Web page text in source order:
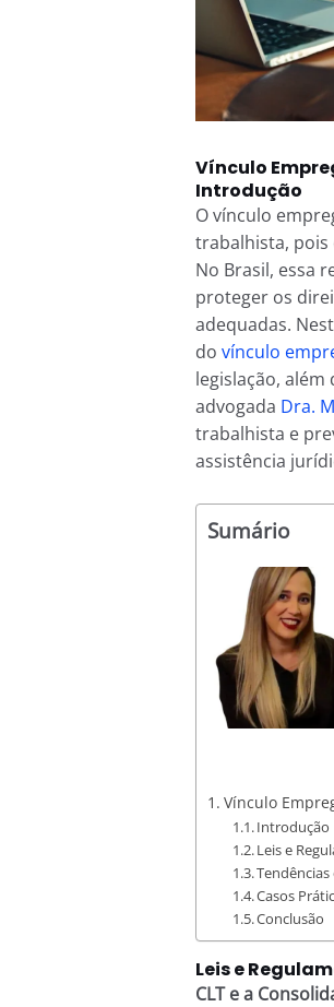
Vínculo
Introdução
O vínculo
trabalhista, pois
No Brasil, essa
proteger os
adequadas.
do vínculo
legislação,
advogada Dra.
trabalhista e
assistência
Sumário
Vínculo
Introdução
Leis e
Casos
Conclusão
Leis e
CLT e a